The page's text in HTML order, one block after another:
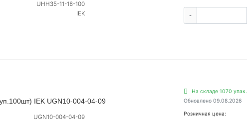
UHH35-11-18-100
IEK -
IEK UGN10-004-04-09
UGN10-004-04-09
На складе 1070 упак.
Обновлено 09.08.2026
Розничная цена: